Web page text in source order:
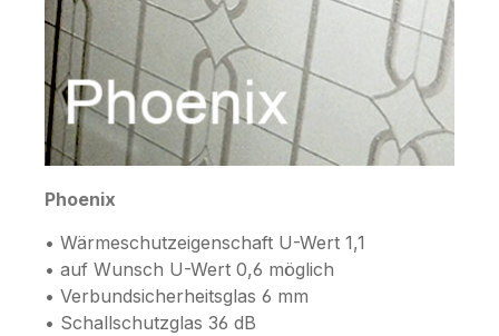
Phoenix
• Wärmeschutzeigenschaft U-Wert 1,1
• auf Wunsch U-Wert 0,6 möglich
• Verbundsicherheitsglas 6 mm
• Schallschutzglas 36 dB